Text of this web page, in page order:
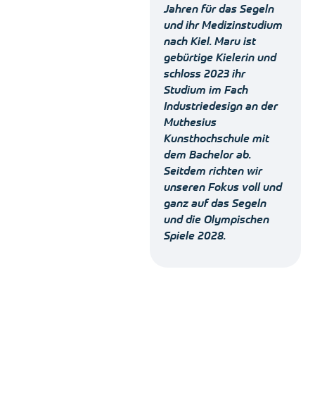
Jahren für das Segeln
und ihr Medizinstudium
nach Kiel. Maru ist
gebürtige Kielerin und
schloss 2023 ihr
Studium im Fach
Industriedesign an der
Muthesius
Kunsthochschule mit
dem Bachelor ab.
Seitdem richten wir
unseren Fokus voll und
ganz auf das Segeln
und die Olympischen
Spiele 2028.